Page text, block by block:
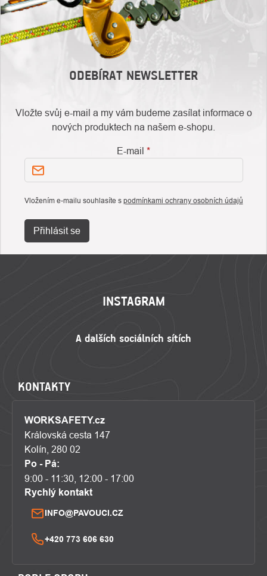
ODEBÍRAT NEWSLETTER
Vložte svůj e-mail a my vám budeme zasílat informace o
nových produktech na našem e-shopu.
E-mail
Vložením e-mailu souhlasíte s podmínkami ochrany osobních údajů
Přihlásit se
INSTAGRAM
KONTAKTY
WORKSAFETY.cz
Královská cesta 147
Kolín, 280 02
Po - Pá:
9:00 - 11:30, 12:00 - 17:00
Rychlý kontakt
INFO@PAVOUCI.CZ
+420 773 606 630